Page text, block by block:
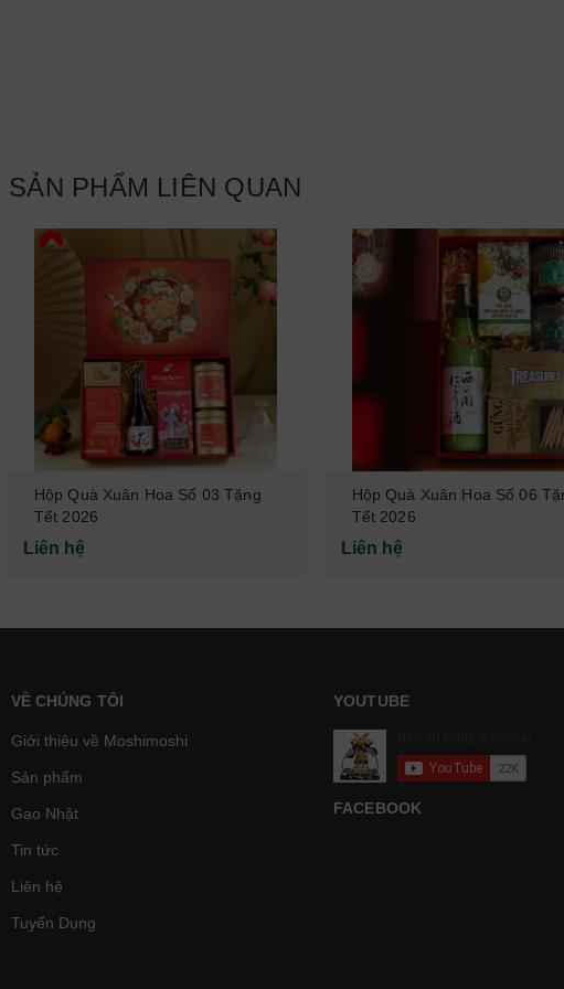
SẢN PHẨM LIÊN QUAN
Hộp Quà Xuân Hoa Số 03 Tặng
Tết 2026
Liên hệ
Hộp Quà Xuân Hoa Số 06
Tết 2026
Liên hệ
VỀ CHÚNG TÔI
Giới thiệu về Moshimoshi
Sản phẩm
Gạo Nhật
Tin tức
Liên hệ
Tuyển Dụng
YOUTUBE
FACEBOOK